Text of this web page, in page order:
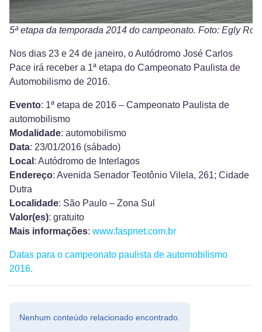
5ª etapa da temporada 2014 do campeonato. Foto: Egly
Nos dias 23 e 24 de janeiro, o Autódromo José Carlos
Pace irá receber a 1ª etapa do Campeonato Paulista de
Automobilismo de 2016.
Evento: 1ª etapa de 2016 – Campeonato Paulista de
automobilismo
Modalidade: automobilismo
Data: 23/01/2016 (sábado)
Local : Autódromo de Interlagos
Endereço: Avenida Senador Teotônio Vilela, 261; Cidade
Dutra
Localidade: São Paulo – Zona Sul
Valor(es): gratuito
Mais informações: www.faspnet.com.br
Datas para o campeonato paulista de automobilismo
2016.
Nenhum conteúdo relacionado encontrado.